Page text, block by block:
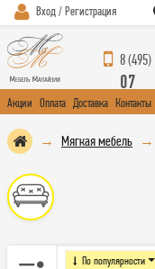
Вход / Регистрация
8 (495)
07
Акции Оплата Доставка Контакты
Мягкая мебель
По популярности